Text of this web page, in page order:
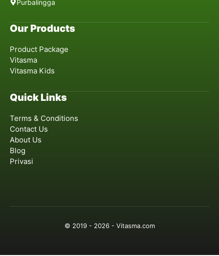
Purbalingga
Our Products
Product Package
Vitasma
Vitasma Kids
Quick Links
Terms & Conditions
Contact Us
About Us
Blog
Privasi
© 2019 - 2026 - Vitasma.com